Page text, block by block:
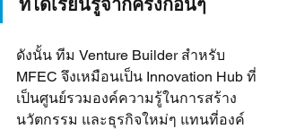
ดังนั้น ทีม Venture Builder สำหรับ
MFEC จึงเหมือนเป็น Innovation Hub ที่
เป็นศูนย์รวมองค์ความรู้ในการสร้าง
นวัตกรรม และธุรกิจใหม่ๆ แทนที่องค์